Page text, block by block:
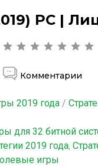
PC |
Комментарии
2019 года /
для 32 битной
2019 года,
игры